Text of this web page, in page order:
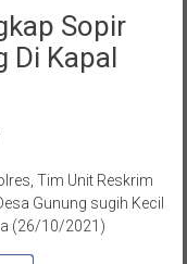
Sopir
Di Kapal
Tim Unit Reskrim
Gunung sugih Kecil
(26/10/2021)